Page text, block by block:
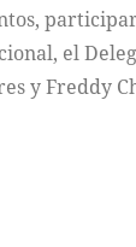
el
y Freddy